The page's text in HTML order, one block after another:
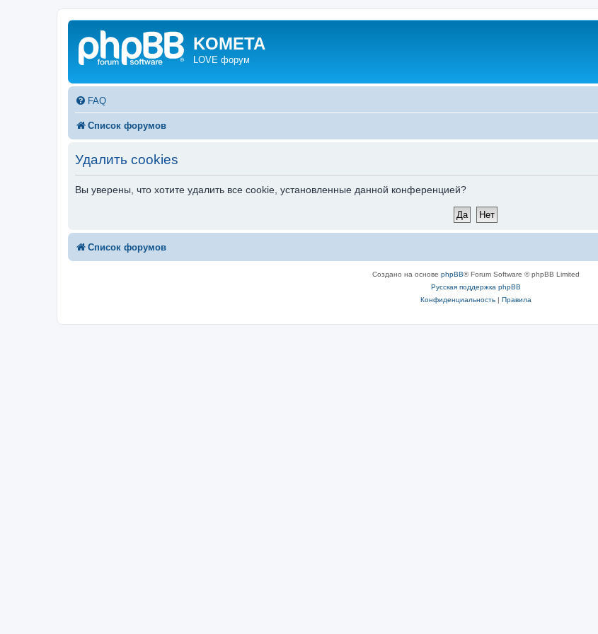
KOMETA
LOVE форум
FAQ
Список форумов
Удалить cookies
Вы уверены, что хотите удалить все cookie, установленные данной конференцией?
Список форумов
Создано на основе phpBB® Forum Software © phpBB Limited
Русская поддержка phpBB
Конфиденциальность| Правила